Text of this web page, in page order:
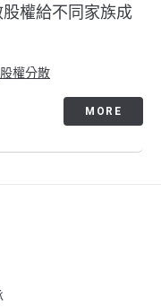
權給不同家族成
股權分散
MORE